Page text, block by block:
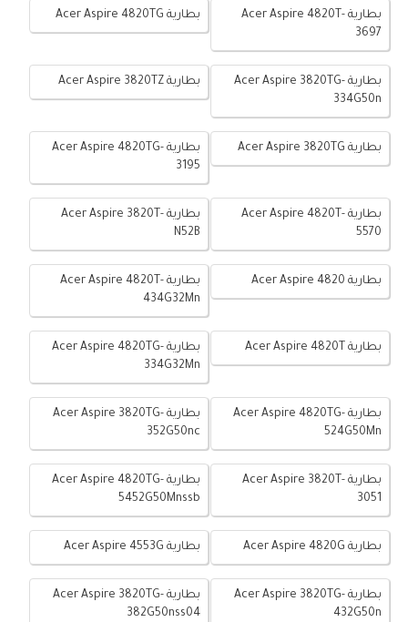
بطارية Acer Aspire 4820T-
3697
بطارية Acer Aspire 4820TG
بطارية Acer Aspire 3820TG-
334G50n
بطارية Acer Aspire 3820TZ
بطارية Acer Aspire 3820TG
بطارية Acer Aspire 4820TG-
3195
بطارية Acer Aspire 4820T-
5570
بطارية Acer Aspire 3820T-
N52B
بطارية Acer Aspire 4820
بطارية Acer Aspire 4820T-
434G32Mn
بطارية Acer Aspire 4820T
بطارية Acer Aspire 4820TG-
334G32Mn
بطارية Acer Aspire 4820TG-
524G50Mn
بطارية Acer Aspire 3820TG-
352G50nc
بطارية Acer Aspire 3820T-
3051
بطارية Acer Aspire 4820TG-
5452G50Mnssb
بطارية Acer Aspire 4820G بطارية Acer Aspire 4553G
بطارية Acer Aspire 3820TG-
432G50n
بطارية Acer Aspire 3820TG-
382G50nss04